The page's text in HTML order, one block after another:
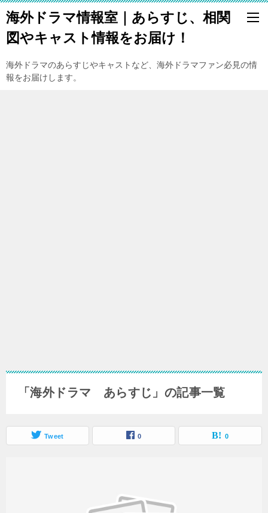
海外ドラマ情報室｜あらすじ、相関
図やキャスト情報をお届け！
海外ドラマのあらすじやキャストなど、海外ドラマファン必見の情
報をお届けします。
「海外ドラマ あらすじ」の記事一覧
Tweet 0 0